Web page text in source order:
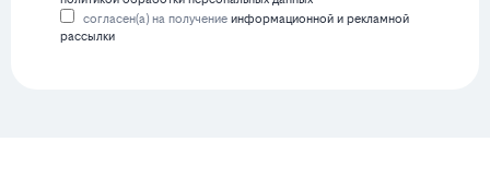
согласен(а) на получение информационной и рекламной
рассылки